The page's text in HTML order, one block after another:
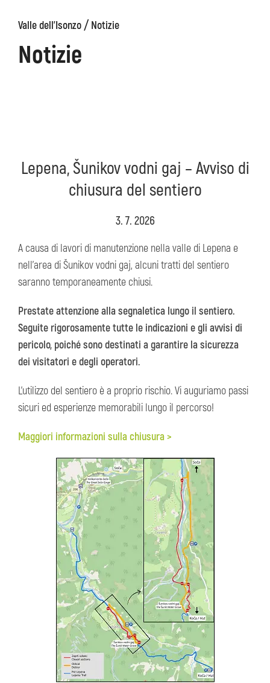
Valle dell'Isonzo/Notizie
Notizie
Kanin
Lepena, Šunikov vodni gaj – Avviso di
chiusura del sentiero
3. 7. 2026
A causa di lavori di manutenzione nella valle di Lepena e
nell’area di Šunikov vodni gaj, alcuni tratti del sentiero
saranno temporaneamente chiusi.
Prestate attenzione alla segnaletica lungo il sentiero.
Seguite rigorosamente tutte le indicazioni e gli avvisi di
pericolo, poiché sono destinati a garantire la sicurezza
dei visitatori e degli operatori.
L’utilizzo del sentiero è a proprio rischio. Vi auguriamo passi
sicuri ed esperienze memorabili lungo il percorso!
Maggiori informazioni sulla chiusura >